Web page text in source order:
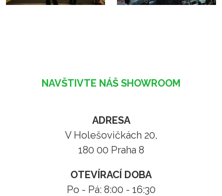
NAVŠTIVTE NÁŠ SHOWROOM
ADRESA
V Holešovičkách 20,
180 00 Praha 8
OTEVÍRACÍ DOBA
Po - Pá: 8:00 - 16:30